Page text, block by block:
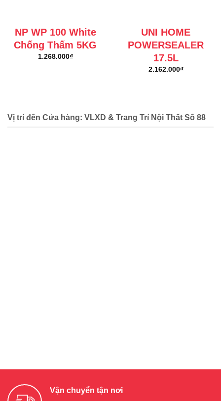
NP WP 100 White
Chống Thấm 5KG
1.268.000₫
UNI HOME
POWERSEALER
17.5L
2.162.000₫
Vị trí đến Cửa hàng: VLXD & Trang Trí Nội Thất Số 88
Vận chuyển tận nơi